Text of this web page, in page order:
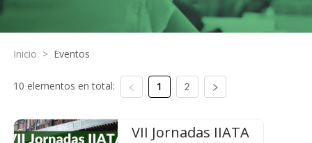
Inicio > Eventos
10 elementos en total: 1 2
VII Jornadas IIATA